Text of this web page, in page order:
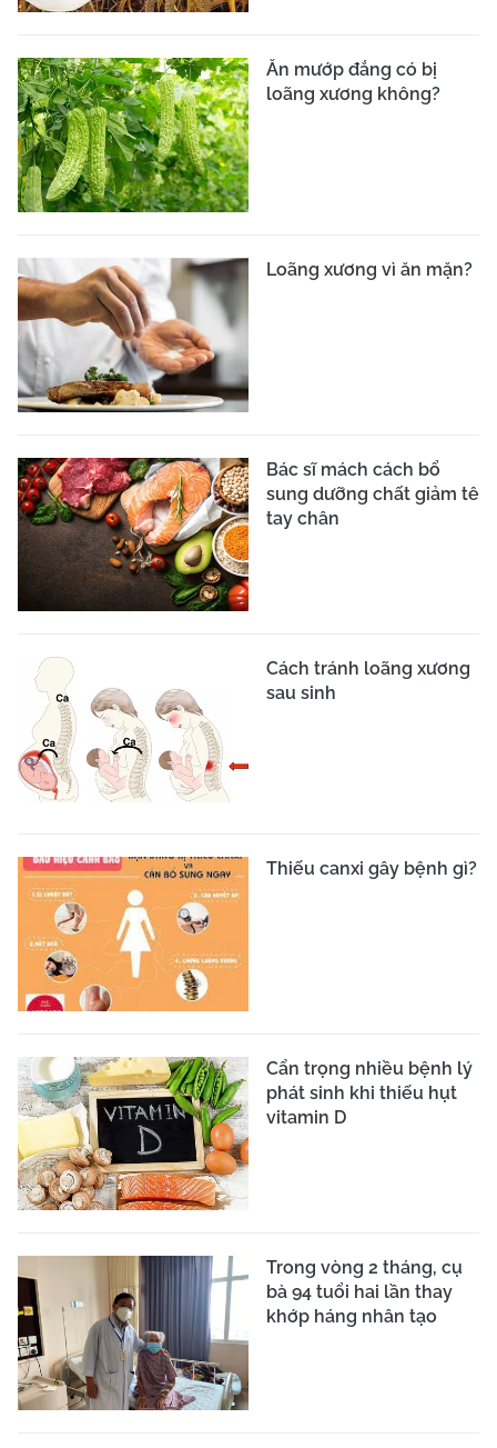
TRANG THÔNG TIN ĐIỆN TỬ TỔNG HỢP CỦA BÁO TRI THỨC VÀ
CUỘC SỐNG
Giấy phép số 113/GP-TTĐT do Cục Phát thanh, truyền hình và Thông
tin điện tử - Bộ Thông tin và Truyền thông cấp ngày 08/07/2021
Tổng Biên tập:Nhà báo Nguyễn Thị Mai Hương
Tòa soạn:Số 70 Trần Hưng Đạo, phường Cửa Nam, Hà Nội
Điện thoại:
024 6 254 3519
Hotline:035 249 5588 / 096 523 7756 (Toà soạn Hà Nội) / 091 122
1222 (VPĐD TPHCM)
Email:
baotrithuccuocsong@kienthuc.net.vn
Trang thông tin điện tử tổng hợp của Báo